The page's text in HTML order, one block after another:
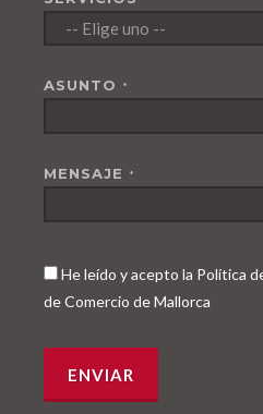
ASUNTO *
MENSAJE *
He leído y acepto la Política
de Comercio de Mallorca